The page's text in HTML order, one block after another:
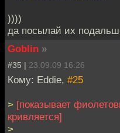
))))
да посылай их
Goblin »
#35 | 23.09.09 16:26
Кому: Eddie, #25
> [показывает
кривляется]
>